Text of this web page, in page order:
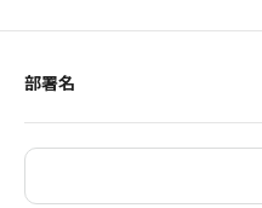
部署名